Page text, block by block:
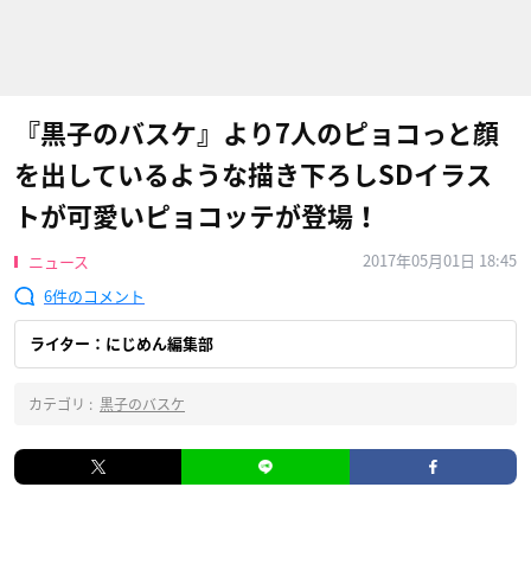
『黒子のバスケ』より7人のピョコっと顔
を出しているような描き下ろしSDイラス
トが可愛いピョコッテが登場！
ニュース
2017年05月01日 18:45
6
ライター：にじめん編集部
カテゴリ : 黒子のバスケ